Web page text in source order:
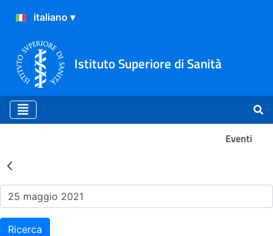
Istituto Superiore di Sanità
Eventi
Risultati della Ricerca -
Ricerca